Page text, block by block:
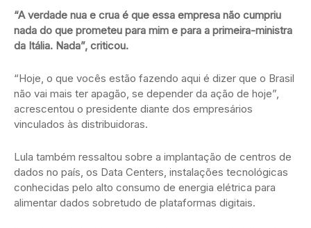
“A verdade nua e crua é que essa empresa não cumpriu
nada do que prometeu para mim e para a primeira-ministra
da Itália. Nada”, criticou.
“Hoje, o que vocês estão fazendo aqui é dizer que o Brasil
não vai mais ter apagão, se depender da ação de hoje”,
acrescentou o presidente diante dos empresários
vinculados às distribuidoras.
Lula também ressaltou sobre a implantação de centros de
dados no país, os Data Centers, instalações tecnológicas
conhecidas pelo alto consumo de energia elétrica para
alimentar dados sobretudo de plataformas digitais.